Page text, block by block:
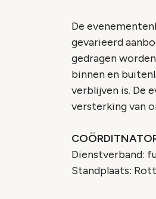
De
gevarieerd
gedragen
binnen en
verblijven is. De
versterking van
Dienstverband:
Standplaats: